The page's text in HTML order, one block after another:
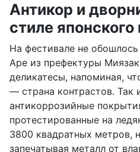
Антикор и
стиле
На фестивале не
Аре из префектуры
деликатесы, напоминая,
— страна контрастов. Так
антикоррозийные
протестированные на
3800 квадратных метров,
запечатывая металл от